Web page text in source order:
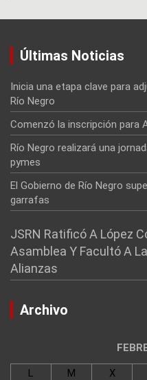
Últimas Noticias
Inicia una etapa clave para
Río Negro
Comenzó la inscripción para
Río Negro realizará una
pymes
El Gobierno de Río Negro
garrafas
JSRN Ratificó A López
Asamblea Y Facultó A
Alianzas
Archivo
L M X